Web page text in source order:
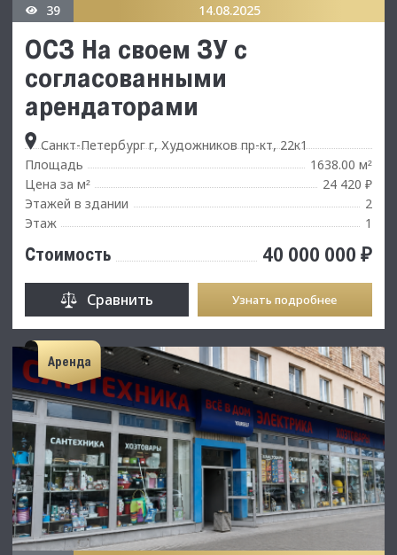
39 14.08.2025
ОСЗ На своем ЗУ с
согласованными
арендаторами
Санкт-Петербург г, Художников пр-кт, 22к1
Площадь
1638.00 м²
Цена за м²
24 420 ₽
Этажей в здании
2
Этаж
1
Стоимость 40 000 000 ₽
Сравнить Узнать подробнее
Аренда